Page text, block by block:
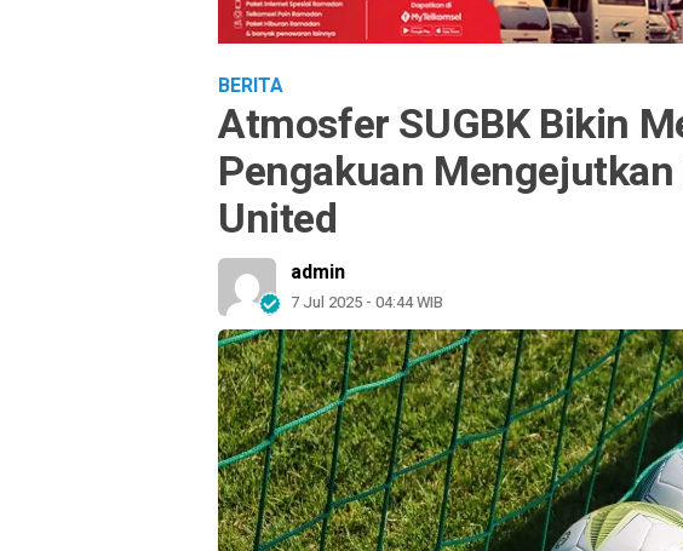
BERITA
Atmosfer SUGBK Bikin
Pengakuan
United
admin
7 Jul 2025 - 04:44 WIB